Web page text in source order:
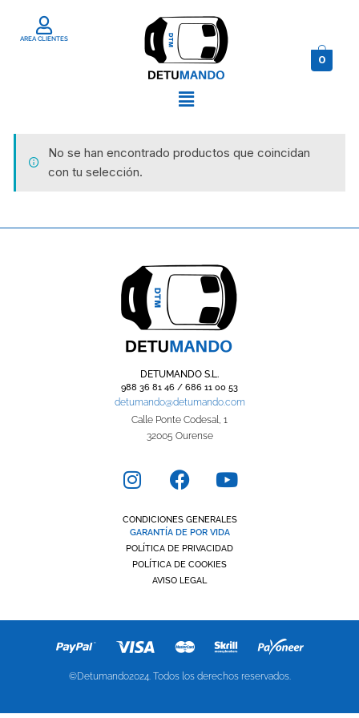
AREA CLIENTES
0
No se han encontrado productos que coincidan
con tu selección.
DETUMANDO S.L.
988 36 81 46 / 686 11 00 53
detumando@detumando.com
Calle Ponte Codesal, 1
32005 Ourense
CONDICIONES GENERALES
GARANTÍA DE POR VIDA
POLÍTICA DE PRIVACIDAD
POLÍTICA DE COOKIES
AVISO LEGAL
©Detumando2024. Todos los derechos reservados.